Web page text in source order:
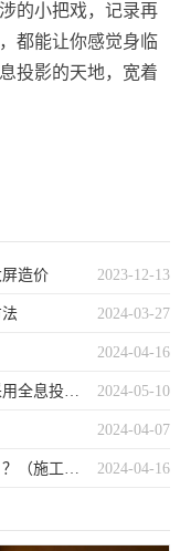
的小把戏，记录再
都能让你感觉身临
投影的天地，宽着
2023-12-13
造价
2024-03-27
2024-04-16
2024-05-10
全息投影的电影叫什么来着？什么是那种采用全息投影技术的电影？
2024-04-07
2024-04-16
施工动画与传统施工方式相比优势有哪些？？（施工动画相较于传统手法的优势体现在哪些方面？）